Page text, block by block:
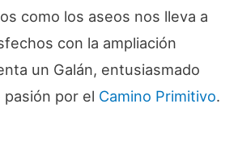
como los aseos nos lleva a
con la ampliación
un Galán, entusiasmado
por el Camino Primitivo.